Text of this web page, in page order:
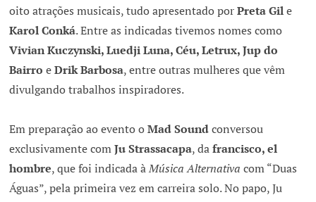
oito atrações musicais, tudo apresentado porPreta Gile
Karol Conká. Entre as indicadas tivemos nomes como
Vivian Kuczynski, Luedji Luna, Céu, Letrux, Jup do
BairroeDrik Barbosa, entre outras mulheres que vêm
divulgando trabalhos inspiradores.
Em preparação ao evento oMad Soundconversou
exclusivamente comJu Strassacapa, dafrancisco, el
hombre, que foi indicada àMúsica Alternativa com “Duas
Águas”, pela primeira vez em carreira solo. No papo, Ju